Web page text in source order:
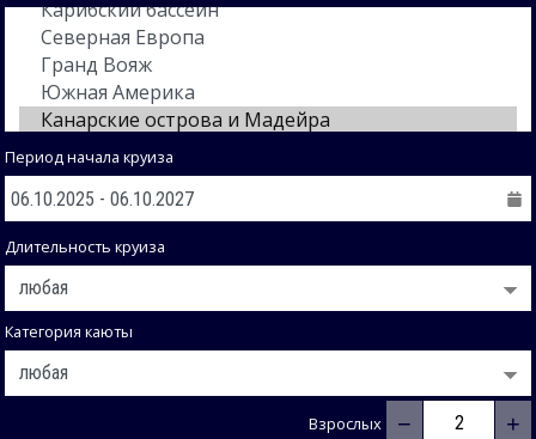
Период начала круиза
Длительность круиза
Категория каюты
Взрослых − +